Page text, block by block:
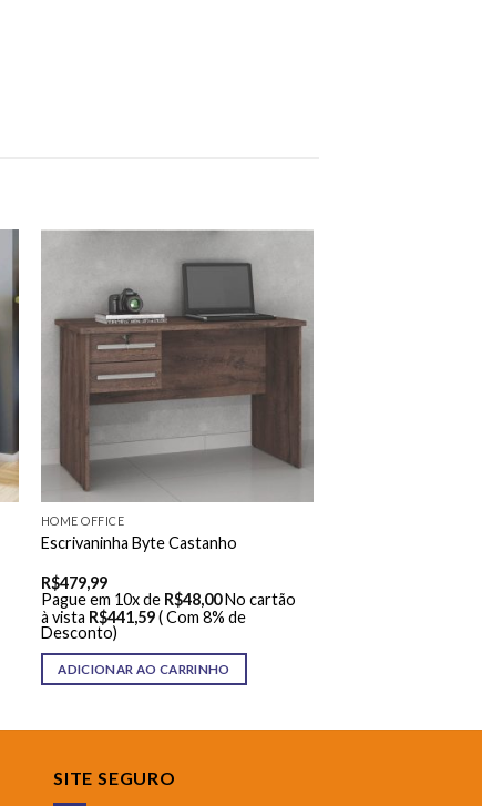
HOME OFFICE
Escrivaninha Byte Castanho
R$479,99
Pague em 10x de R$48,00 No cartão
à vista R$441,59 ( Com 8% de
Desconto)
ADICIONAR AO CARRINHO
SITE SEGURO